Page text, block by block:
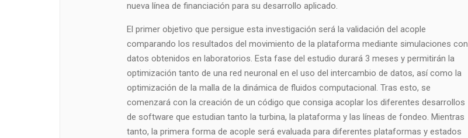
nueva línea de financiación para su desarrollo aplicado.
El primer objetivo que persigue esta investigación será la validación del acople
comparando los resultados del movimiento de la plataforma mediante simulaciones con
datos obtenidos en laboratorios. Esta fase del estudio durará 3 meses y permitirán la
optimización tanto de una red neuronal en el uso del intercambio de datos, así como la
optimización de la malla de la dinámica de fluidos computacional. Tras esto, se
comenzará con la creación de un código que consiga acoplar los diferentes desarrollos
de software que estudian tanto la turbina, la plataforma y las líneas de fondeo. Mientras
tanto, la primera forma de acople será evaluada para diferentes plataformas y estados